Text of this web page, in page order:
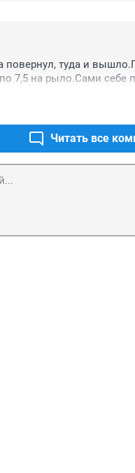
повернул, туда и
7,5 на рыло.Сами себе
Читать все